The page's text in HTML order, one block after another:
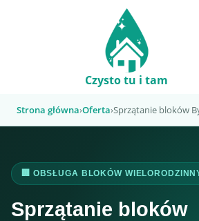
Czysto tu i tam
Strona główna›Oferta›Sprzątanie bloków
🏢 OBSŁUGA BLOKÓW
Sprzątanie bloków